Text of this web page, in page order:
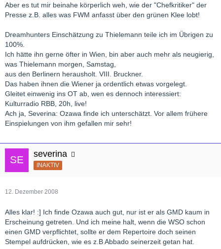
Aber es tut mir beinahe körperlich weh, wie der "Chefkritiker" der
Presse z.B. alles was FWM anfasst über den grünen Klee lobt!
Dreamhunters Einschätzung zu Thielemann teile ich im Übrigen zu
100%.
Ich hätte ihn gerne öfter in Wien, bin aber auch mehr als neugierig,
was Thielemann morgen, Samstag,
aus den Berlinern herausholt. VIII. Bruckner.
Das haben ihnen die Wiener ja ordentlich etwas vorgelegt.
Gleitet einwenig ins OT ab, wen es dennoch interessiert:
Kulturradio RBB, 20h, live!
Ach ja, Severina: Ozawa finde ich unterschätzt. Vor allem frühere
Einspielungen von ihm gefallen mir sehr!
severina
INAKTIV
12. Dezember 2008
Alles klar! :] Ich finde Ozawa auch gut, nur ist er als GMD kaum in
Erscheinung getreten. Und ich meine halt, wenn die WSO schon
einen GMD verpflichtet, sollte er dem Repertoire doch seinen
Stempel aufdrücken, wie es z.B Abbado seinerzeit getan hat.